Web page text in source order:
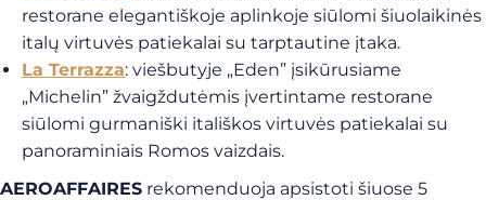
restorane elegantiškoje aplinkoje siūlomi šiuolaikinės
italų virtuvės patiekalai su tarptautine įtaka.
La Terrazza: viešbutyje „Eden” įsikūrusiame
„Michelin” žvaigždutėmis įvertintame restorane
siūlomi gurmaniški itališkos virtuvės patiekalai su
panoraminiais Romos vaizdais.
AEROAFFAIRES rekomenduoja apsistoti šiuose 5